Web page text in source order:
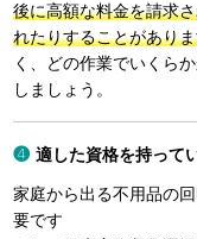
後に高額な料金を請求
れたりすることがあり
く、どの作業でいくら
しましょう。
適した資格を持って
家庭から出る不用品の
要です